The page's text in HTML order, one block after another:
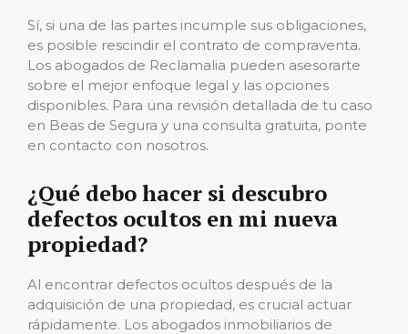
Sí, si una de las partes incumple sus obligaciones,
es posible rescindir el contrato de compraventa.
Los abogados de Reclamalia pueden asesorarte
sobre el mejor enfoque legal y las opciones
disponibles. Para una revisión detallada de tu caso
en Beas de Segura y una consulta gratuita, ponte
en contacto con nosotros.
¿Qué debo hacer si descubro
defectos ocultos en mi nueva
propiedad?
Al encontrar defectos ocultos después de la
adquisición de una propiedad, es crucial actuar
rápidamente. Los abogados inmobiliarios de